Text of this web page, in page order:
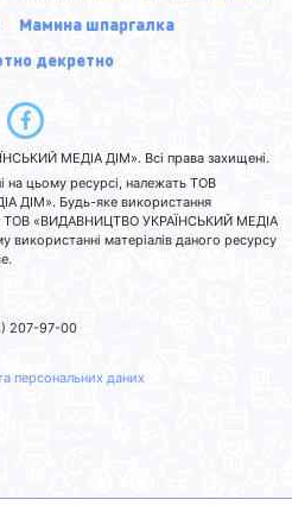
Мамина шпаргалка
декретно
МЕДІА ДІМ». Всі права захищені.
на цьому ресурсі, належать ТОВ
ДІМ». Будь-яке використання
ТОВ «ВИДАВНИЦТВО УКРАЇНСЬКИЙ МЕДІА
матеріалів даного ресурсу
207-97-00
персональних даних